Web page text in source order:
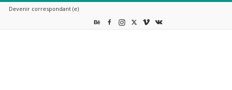
Devenir correspondant (e)